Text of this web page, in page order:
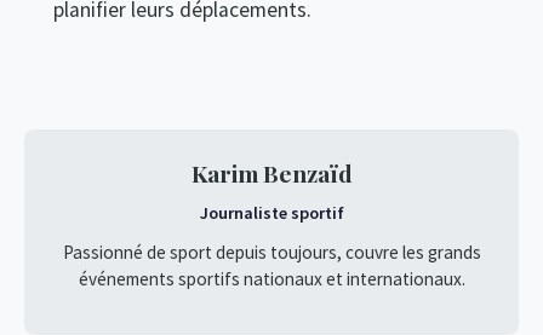
planifier leurs déplacements.
Karim Benzaïd
Journaliste sportif
Passionné de sport depuis toujours, couvre les grands
événements sportifs nationaux et internationaux.